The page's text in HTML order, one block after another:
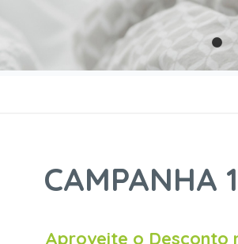
CAMPANHA
Aproveite o Desconto